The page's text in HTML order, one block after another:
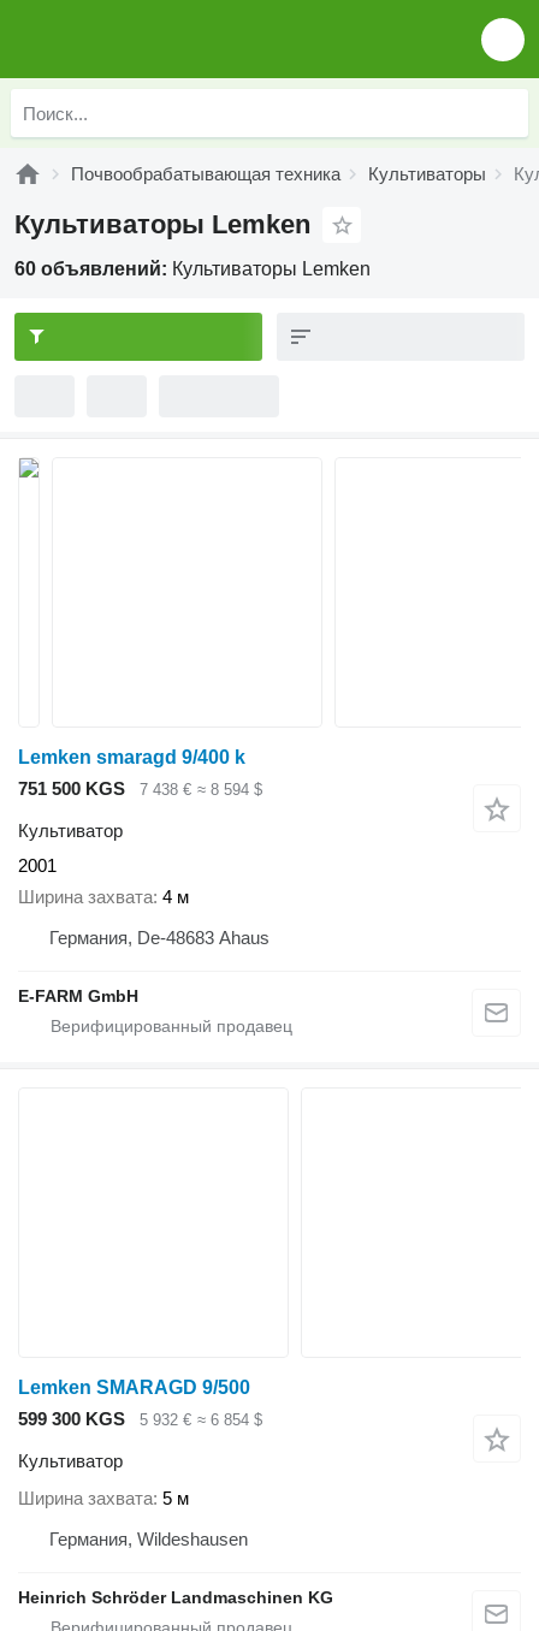
Почвообрабатывающая техника Культиваторы
Культиваторы Lemken
60 объявлений: Культиваторы Lemken
Lemken smaragd 9/400 k
751 500 KGS
7 438 € ≈ 8 594 $
Культиватор
2001
Ширина захвата 4 м
Германия, De-48683 Ahaus
E-FARM GmbH
Lemken SMARAGD 9/500
599 300 KGS
5 932 € ≈ 6 854 $
Культиватор
Ширина захвата 5 м
Германия, Wildeshausen
Heinrich Schröder Landmaschinen KG